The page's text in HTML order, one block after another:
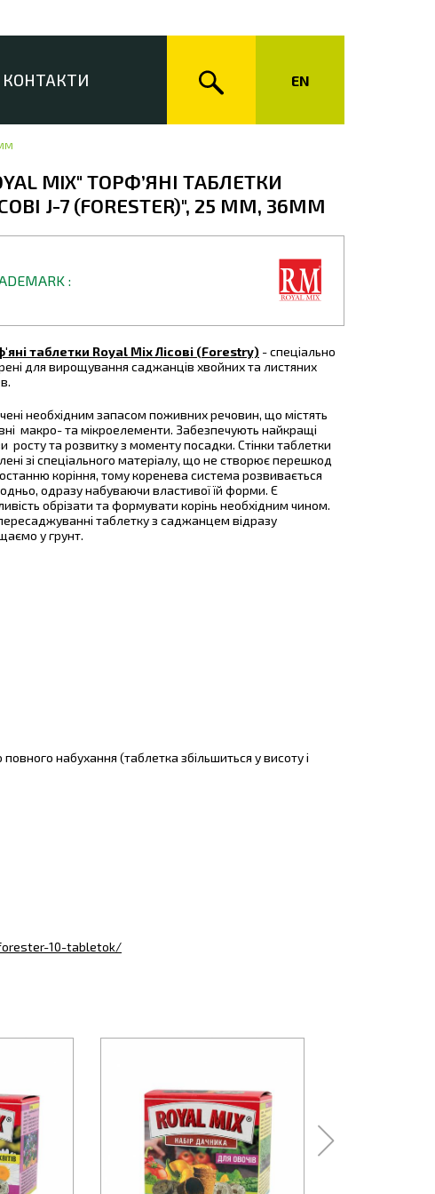
КОНТАКТИ EN
MIX" ТОРФ’ЯНІ ТАБЛЕТКИ
J-7 (FORESTER)", 25 ММ, 36ММ
таблетки Royal Mix Лісові (Forestry) - спеціально
для вирощування саджанців хвойних та листяних
необхідним запасом поживних речовин, що містять
макро- та мікроелементи. Забезпечують найкращі
росту та розвитку з моменту посадки. Стінки таблетки
зі спеціального матеріалу, що не створює перешкод
коріння, тому коренева система розвивається
одразу набуваючи властивої їй форми. Є
обрізати та формувати корінь необхідним чином.
таблетку з саджанцем відразу
у грунт.
набухання (таблетка збільшиться у висоту і
10-tabletok/